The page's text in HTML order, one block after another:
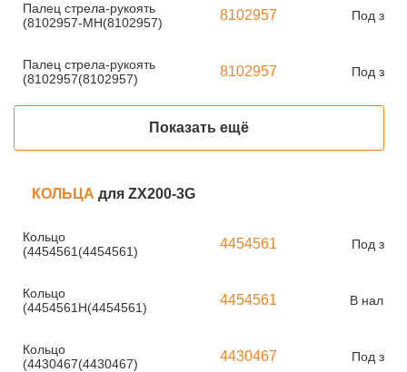
Палец стрела-рукоять
(8102957-MH(8102957)
8102957 Под
Палец стрела-рукоять
(8102957(8102957)
8102957 Под
Показать ещё
КОЛЬЦА для ZX200-3G
Кольцо
(4454561(4454561)
4454561 Под
Кольцо
(4454561H(4454561)
4454561 В
Кольцо
(4430467(4430467)
4430467 Под